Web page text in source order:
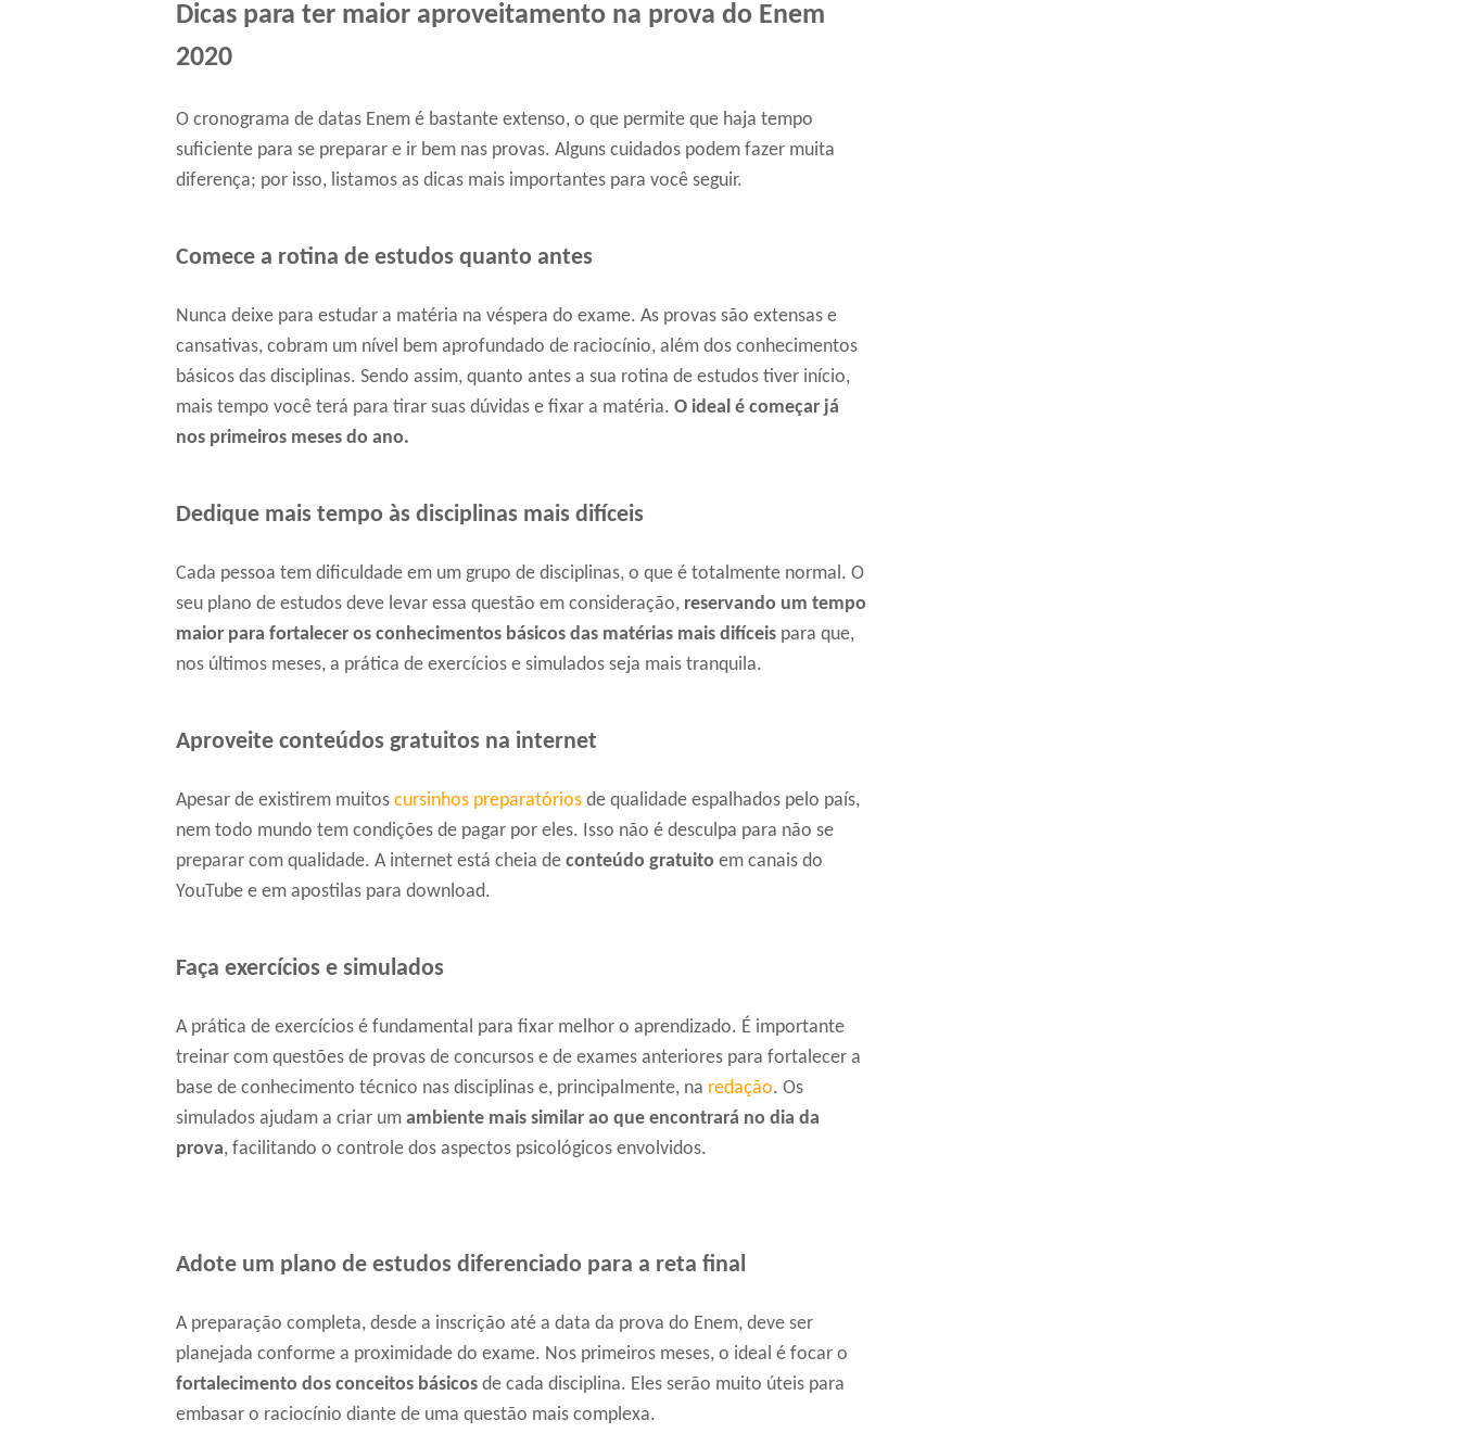
Dicas para ter maior aproveitamento na prova do Enem
2020
O cronograma de datas Enem é bastante extenso, o que permite que haja tempo
suficiente para se preparar e ir bem nas provas. Alguns cuidados podem fazer muita
diferença; por isso, listamos as dicas mais importantes para você seguir.
Comece a rotina de estudos quanto antes
Nunca deixe para estudar a matéria na véspera do exame. As provas são extensas e
cansativas, cobram um nível bem aprofundado de raciocínio, além dos conhecimentos
básicos das disciplinas. Sendo assim, quanto antes a sua rotina de estudos tiver início,
mais tempo você terá para tirar suas dúvidas e fixar a matéria. O ideal é começar já
nos primeiros meses do ano.
Dedique mais tempo às disciplinas mais difíceis
Cada pessoa tem dificuldade em um grupo de disciplinas, o que é totalmente normal. O
seu plano de estudos deve levar essa questão em consideração, reservando um tempo
maior para fortalecer os conhecimentos básicos das matérias mais difíceis para que,
nos últimos meses, a prática de exercícios e simulados seja mais tranquila.
Aproveite conteúdos gratuitos na internet
Apesar de existirem muitos cursinhos preparatórios de qualidade espalhados pelo país,
nem todo mundo tem condições de pagar por eles. Isso não é desculpa para não se
preparar com qualidade. A internet está cheia de conteúdo gratuito em canais do
YouTube e em apostilas para download.
Faça exercícios e simulados
A prática de exercícios é fundamental para fixar melhor o aprendizado. É importante
treinar com questões de provas de concursos e de exames anteriores para fortalecer a
base de conhecimento técnico nas disciplinas e, principalmente, na redação. Os
simulados ajudam a criar um ambiente mais similar ao que encontrará no dia da
prova, facilitando o controle dos aspectos psicológicos envolvidos.
Adote um plano de estudos diferenciado para a reta final
A preparação completa, desde a inscrição até a data da prova do Enem, deve ser
planejada conforme a proximidade do exame. Nos primeiros meses, o ideal é focar o
fortalecimento dos conceitos básicos de cada disciplina. Eles serão muito úteis para
embasar o raciocínio diante de uma questão mais complexa.